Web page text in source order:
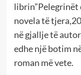
librin”Pelegrinët
novela të
në gjallje të
edhe një botim
roman më vete.